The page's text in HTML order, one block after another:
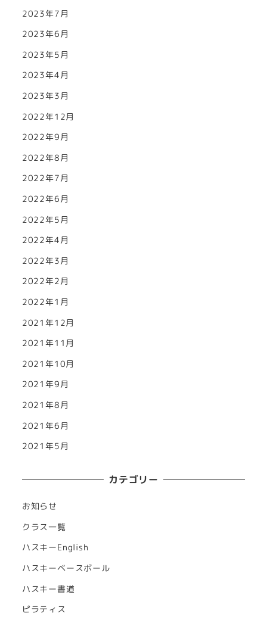
2023年7月
2023年6月
2023年5月
2023年4月
2023年3月
2022年12月
2022年9月
2022年8月
2022年7月
2022年6月
2022年5月
2022年4月
2022年3月
2022年2月
2022年1月
2021年12月
2021年11月
2021年10月
2021年9月
2021年8月
2021年6月
2021年5月
カテゴリー
お知らせ
クラス一覧
ハスキーEnglish
ハスキーベースボール
ハスキー書道
ピラティス